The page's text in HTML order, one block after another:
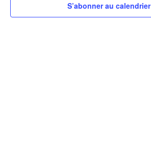
S’abonner au calendrier